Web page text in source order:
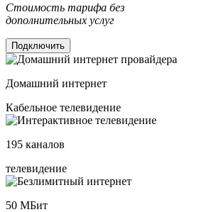
Стоимость тарифа без
дополнительных услуг
Подключить
Домашний интернет
Кабельное телевидение
195 каналов
телевидение
50 МБит